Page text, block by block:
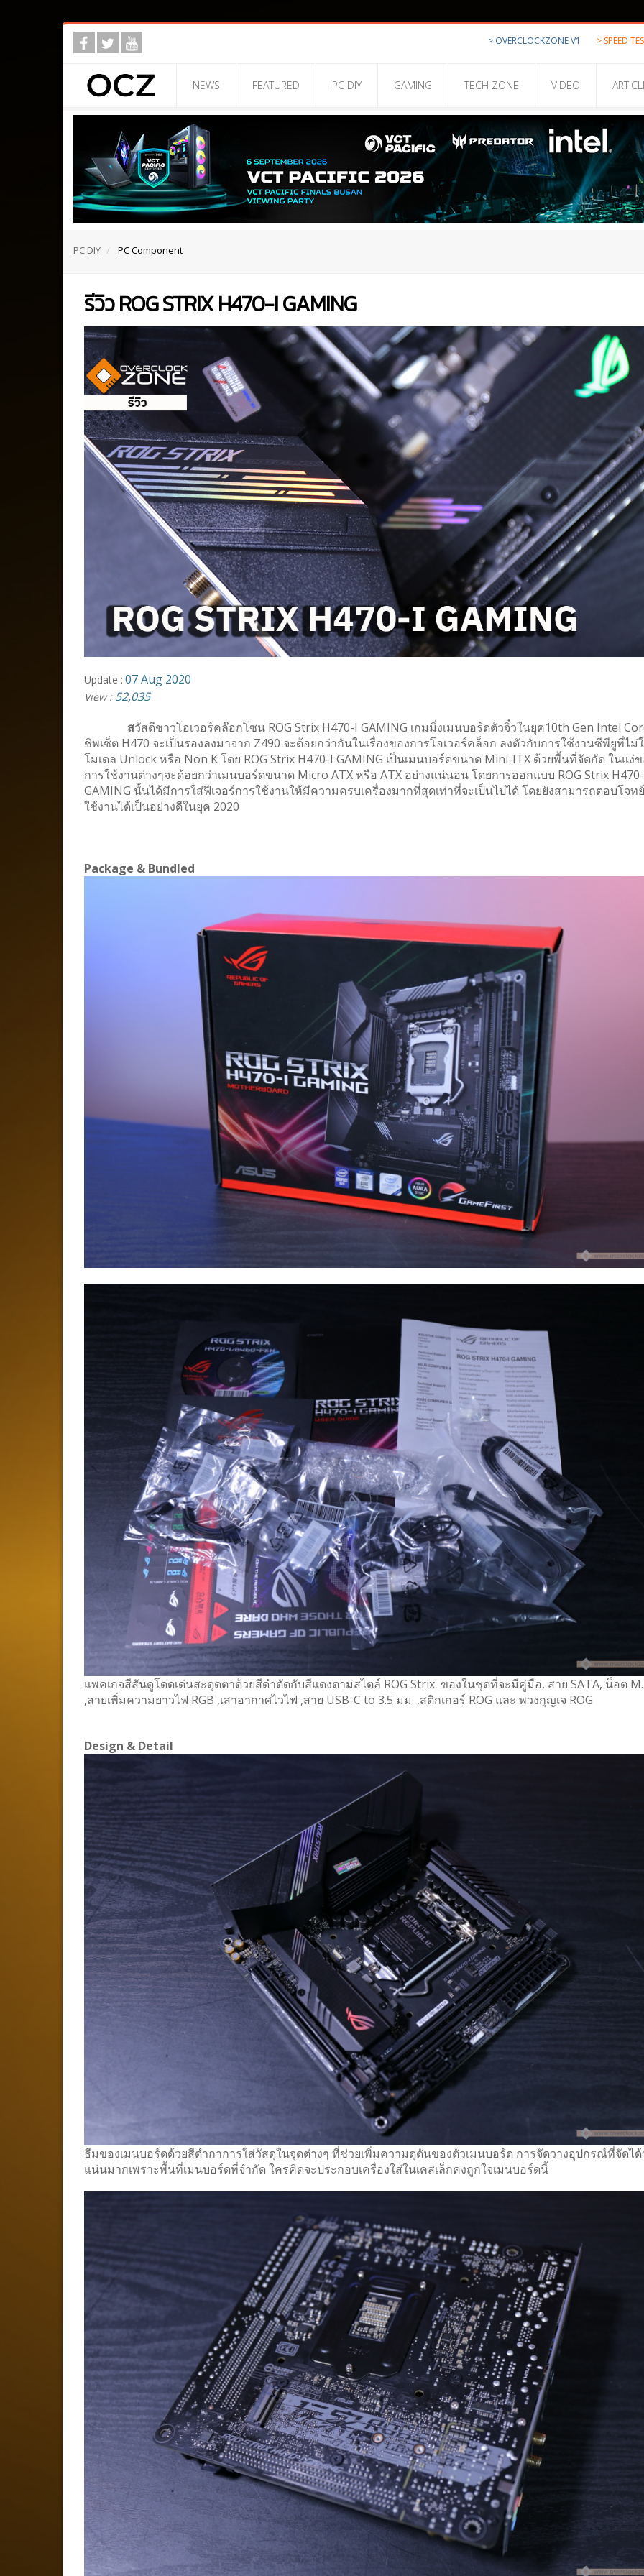
> OVERCLOCKZONE V1 > SPEED
NEWS FEATURED PC DIY GAMING TECH ZONE VIDEO
PC DIY PC Component
รีวิว ROG STRIX H470-I GAMING
Update : 07 Aug 2020
View : 52,035
สวัสดีชาวโอเวอร์คล๊อกโซน ROG Strix H470-I GAMING เกมมิ่งเมนบอร์ดตัวจิ๋วในยุค10th Gen Intel
ชิพเซ็ต H470 จะเป็นรองลงมาจาก Z490 จะด้อยกว่ากันในเรื่องของการโอเวอร์คล็อก ลงตัวกับการใช้งานซีพียูที่ไม่
โมเดล Unlock หรือ Non K โดย ROG Strix H470-I GAMING เป็นเมนบอร์ดขนาด Mini-ITX ด้วยพื้นที่จัดกัด ในแง่
การใช้งานต่างๆจะด้อยกว่าเมนบอร์ดขนาด Micro ATX หรือ ATX อย่างแน่นอน โดยการออกแบบ ROG Strix
GAMING นั้นได้มีการใส่ฟีเจอร์การใช้งานให้มีความครบเครื่องมากที่สุดเท่าที่จะเป็นไปได้ โดยยังสามารถตอบโจท
ใช้งานได้เป็นอย่างดีในยุค 2020
Package & Bundled
แพคเกจสีสันดูโดดเด่นสะดุดตาด้วยสีดำตัดกับสีแดงตามสไตล์ ROG Strix ของในชุดที่จะมีคู่มือ, สาย SATA, น็อต
,สายเพิ่มความยาวไฟ RGB ,เสาอากาศไวไฟ ,สาย USB-C to 3.5 มม. ,สติกเกอร์ ROG และ พวงกุญเจ ROG
Design & Detail
ธีมของเมนบอร์ดด้วยสีดำกาการใส่วัสดุในจุดต่างๆ ที่ช่วยเพิ่มความดุดันของตัวเมนบอร์ด การจัดวางอุปกรณ์ที่จัดได้
แน่นมากเพราะพื้นที่เมนบอร์ดที่จำกัด ใครคิดจะประกอบเครื่องใส่ในเคสเล็กคงถูกใจเมนบอร์ดนี้